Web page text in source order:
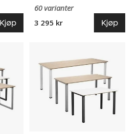
Kjøp
60 varianter
3 295 kr
Kjøp